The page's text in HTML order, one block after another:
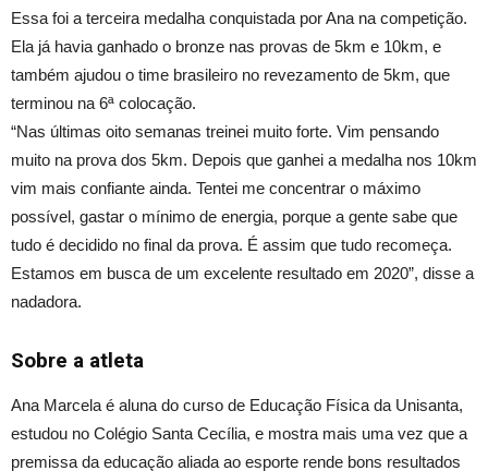
Essa foi a terceira medalha conquistada por Ana na competição.
Ela já havia ganhado o bronze nas provas de 5km e 10km, e
também ajudou o time brasileiro no revezamento de 5km, que
terminou na 6ª colocação.
“Nas últimas oito semanas treinei muito forte. Vim pensando
muito na prova dos 5km. Depois que ganhei a medalha nos 10km
vim mais confiante ainda. Tentei me concentrar o máximo
possível, gastar o mínimo de energia, porque a gente sabe que
tudo é decidido no final da prova. É assim que tudo recomeça.
Estamos em busca de um excelente resultado em 2020”, disse a
nadadora.
Sobre a atleta
Ana Marcela é aluna do curso de Educação Física da Unisanta,
estudou no Colégio Santa Cecília, e mostra mais uma vez que a
premissa da educação aliada ao esporte rende bons resultados